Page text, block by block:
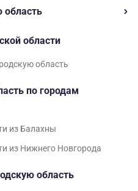
область
области
область
по городам
из Балахны
из Нижнего Новгорода
область